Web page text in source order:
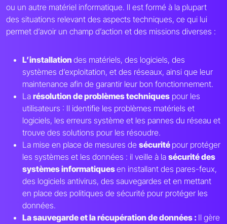
ou un autre matériel informatique. Il est formé à la plupart
des situations relevant des aspects techniques, ce qui lui
permet d’avoir un champ d’action et des missions diverses :
L’installation des matériels, des logiciels, des
systèmes d’exploitation, et des réseaux, ainsi que leur
maintenance afin de garantir leur bon fonctionnement.
La résolution de problèmes techniques pour les
utilisateurs : Il identifie les problèmes matériels et
logiciels, les erreurs système et les pannes du réseau et
trouve des solutions pour les résoudre.
La mise en place de mesures de sécurité pour protéger
les systèmes et les données : il veille à la sécurité des
systèmes informatiquesen installant des pares-feux,
des logiciels antivirus, des sauvegardes et en mettant
en place des politiques de sécurité pour protéger les
données.
La sauvegarde et la récupération de données : Il gère